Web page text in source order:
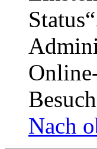
Nach